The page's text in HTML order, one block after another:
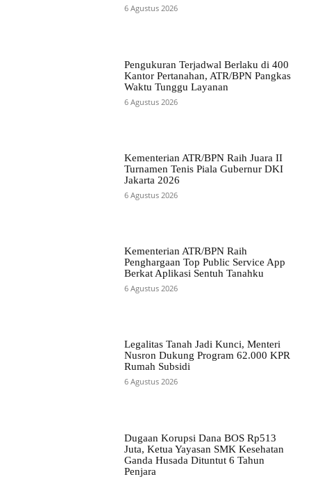
6 Agustus 2026
Pengukuran Terjadwal Berlaku di 400
Kantor Pertanahan, ATR/BPN Pangkas
Waktu Tunggu Layanan
6 Agustus 2026
Kementerian ATR/BPN Raih Juara II
Turnamen Tenis Piala Gubernur DKI
Jakarta 2026
6 Agustus 2026
Kementerian ATR/BPN Raih
Penghargaan Top Public Service App
Berkat Aplikasi Sentuh Tanahku
6 Agustus 2026
Legalitas Tanah Jadi Kunci, Menteri
Nusron Dukung Program 62.000 KPR
Rumah Subsidi
6 Agustus 2026
Dugaan Korupsi Dana BOS Rp513
Juta, Ketua Yayasan SMK Kesehatan
Ganda Husada Dituntut 6 Tahun
Penjara